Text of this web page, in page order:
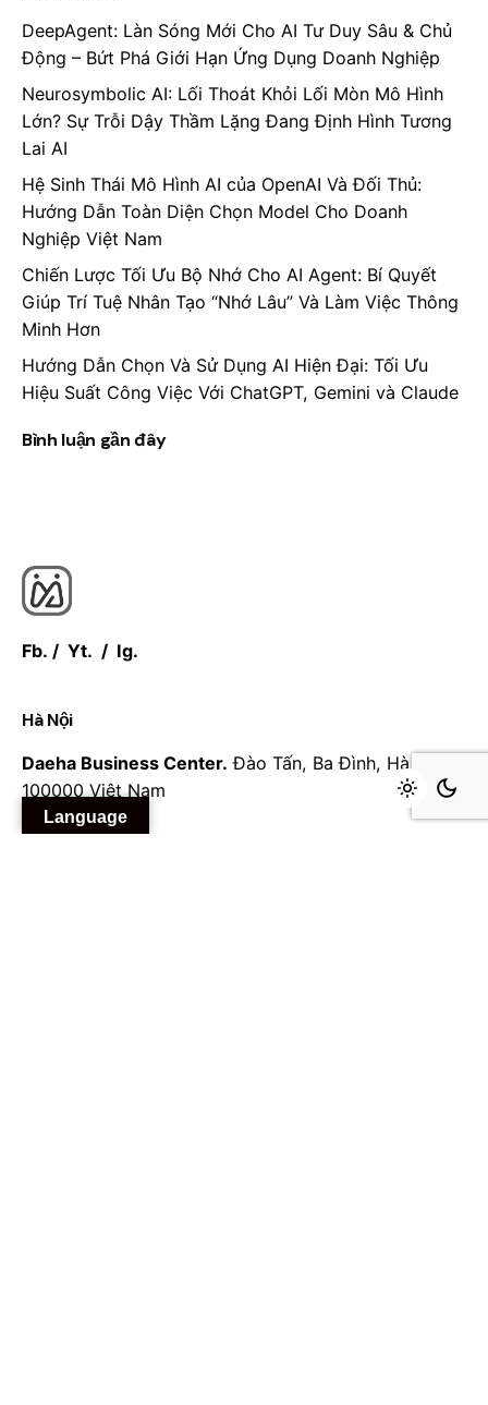
DeepAgent: Làn Sóng Mới Cho AI Tư Duy Sâu & Chủ
Động – Bứt Phá Giới Hạn Ứng Dụng Doanh Nghiệp
Neurosymbolic AI: Lối Thoát Khỏi Lối Mòn Mô Hình
Lớn? Sự Trỗi Dậy Thầm Lặng Đang Định Hình Tương
Lai AI
Hệ Sinh Thái Mô Hình AI của OpenAI Và Đối Thủ:
Hướng Dẫn Toàn Diện Chọn Model Cho Doanh
Nghiệp Việt Nam
Chiến Lược Tối Ưu Bộ Nhớ Cho AI Agent: Bí Quyết
Giúp Trí Tuệ Nhân Tạo “Nhớ Lâu” Và Làm Việc Thông
Minh Hơn
Hướng Dẫn Chọn Và Sử Dụng AI Hiện Đại: Tối Ưu
Hiệu Suất Công Việc Với ChatGPT, Gemini và Claude
Bình luận gần đây
Fb. / Yt. / Ig.
Hà Nội
Daeha Business Center. Đào Tấn, Ba Đình, Hà Nội
100000Việt Nam
Language